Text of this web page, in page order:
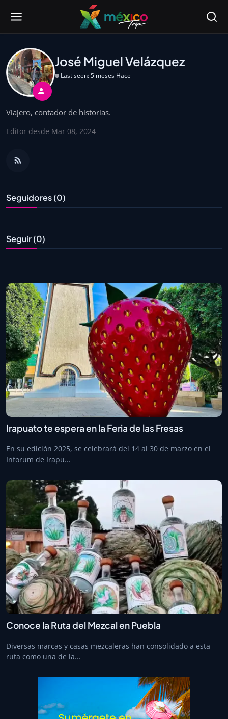
José Miguel Velázquez
Last seen: 5 meses Hace
Viajero, contador de historias.
Editor desde Mar 08, 2024
Seguidores (0)
Seguir (0)
Irapuato te espera en la Feria de las Fresas
En su edición 2025, se celebrará del 14 al 30 de marzo en el
Inforum de Irapu...
Conoce la Ruta del Mezcal en Puebla
Diversas marcas y casas mezcaleras han consolidado a esta
ruta como una de la...